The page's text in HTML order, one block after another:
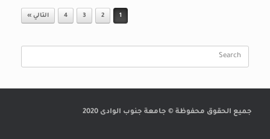
1
2
3
4 التالي »
Search
جميع الحقوق محفوظة © جامعة جنوب الوادى 2020